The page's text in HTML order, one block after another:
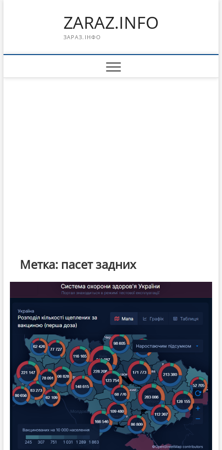
ZARAZ.INFO
ЗАРАЗ.ІНФО
Метка: пасет задних